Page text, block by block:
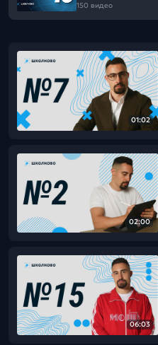
150 видео
01:02
02:00
06:03